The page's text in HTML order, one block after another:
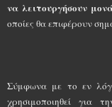
να λειτουργήσουν
οποίες θα επιφέρουν
Σύμφωνα με το εν
χρησιμοποιηθεί για